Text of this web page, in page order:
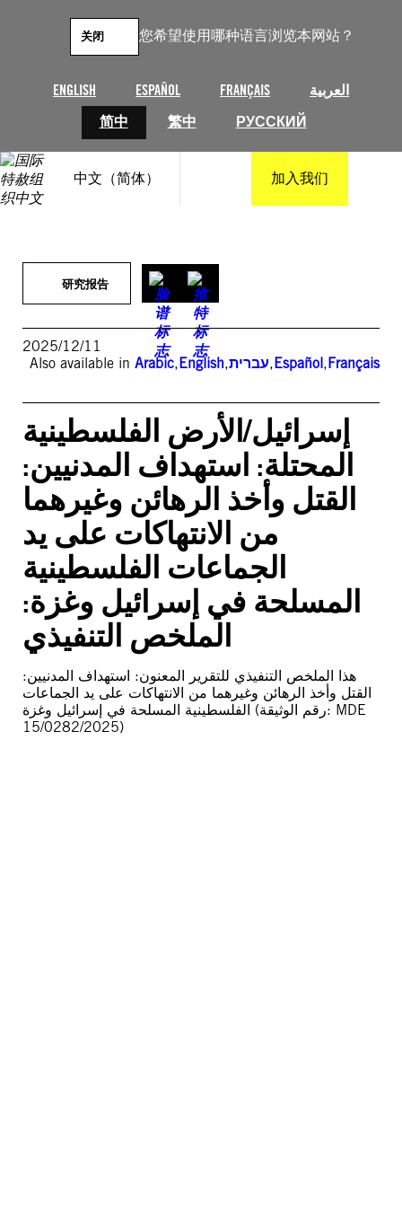
您希望使用哪种语言浏览本网站？
ENGLISH ESPAÑOL FRANÇAIS
العربية
简中
繁中 РУССКИЙ
关闭
中文（简体） 加入我们
研究报告
2025/12/11
Also available in Arabic,English,עברית,Español,Français
إسرائيل/الأرض الفلسطينية
المحتلة: استهداف المدنيين:
القتل وأخذ الرهائن وغيرهما
من الانتهاكات على يد
الجماعات الفلسطينية
المسلحة في إسرائيل وغزة:
هذا الملخص التنفيذي للتقرير المعنون: استهداف المدنيين:
القتل وأخذ الرهائن وغيرهما من الانتهاكات على يد الجماعات
الفلسطينية المسلحة في إسرائيل وغزة (رقم الوثيقة: MDE
15/0282/2025)